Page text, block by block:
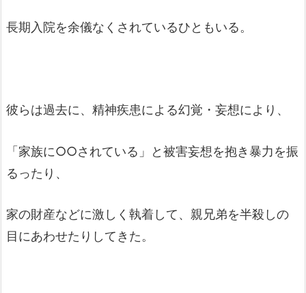
長期入院を余儀なくされているひともいる。
彼らは過去に、精神疾患による幻覚・妄想により、
「家族に○○されている」と被害妄想を抱き暴力を振
るったり、
家の財産などに激しく執着して、親兄弟を半殺しの
目にあわせたりしてきた。